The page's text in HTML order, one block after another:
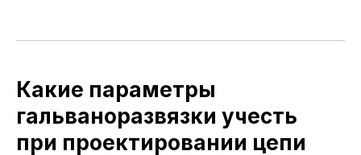
Какие параметры
гальваноразвязки учесть
при проектировании цепи